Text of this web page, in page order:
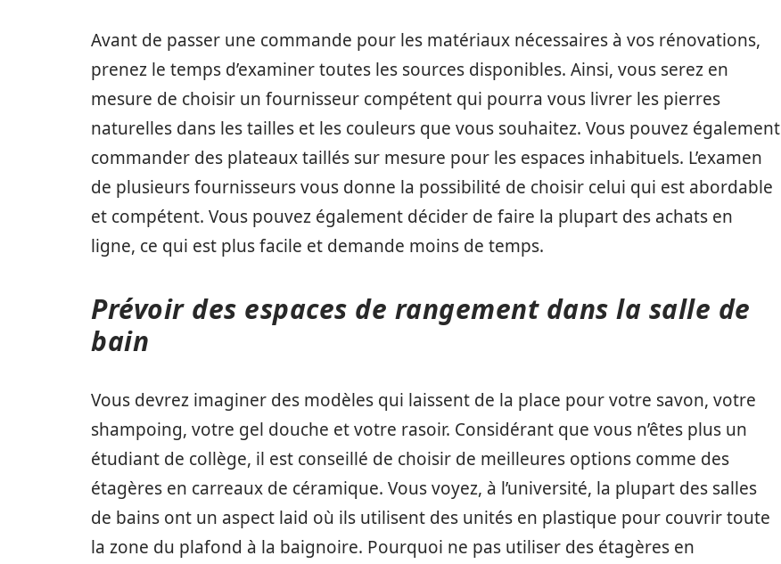
Avant de passer une commande pour les matériaux nécessaires à vos rénovations,
prenez le temps d’examiner toutes les sources disponibles. Ainsi, vous serez en
mesure de choisir un fournisseur compétent qui pourra vous livrer les pierres
naturelles dans les tailles et les couleurs que vous souhaitez. Vous pouvez également
commander des plateaux taillés sur mesure pour les espaces inhabituels. L’examen
de plusieurs fournisseurs vous donne la possibilité de choisir celui qui est abordable
et compétent. Vous pouvez également décider de faire la plupart des achats en
ligne, ce qui est plus facile et demande moins de temps.
Prévoir des espaces de rangement dans la salle de
bain
Vous devrez imaginer des modèles qui laissent de la place pour votre savon, votre
shampoing, votre gel douche et votre rasoir. Considérant que vous n’êtes plus un
étudiant de collège, il est conseillé de choisir de meilleures options comme des
étagères en carreaux de céramique. Vous voyez, à l’université, la plupart des salles
de bains ont un aspect laid où ils utilisent des unités en plastique pour couvrir toute
la zone du plafond à la baignoire. Pourquoi ne pas utiliser des étagères en